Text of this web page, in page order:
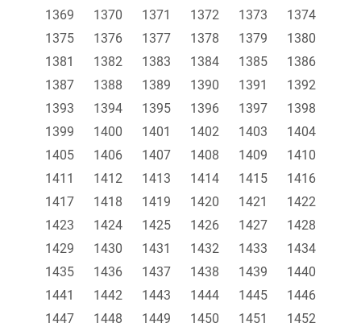
1369
1370 1371 1372 1373
1374
1375
1376 1377 1378 1379
1380
1381
1382 1383 1384 1385
1386
1387
1388 1389 1390 1391
1392
1393
1394 1395 1396 1397
1398
1399
1400 1401 1402 1403
1404
1405
1406 1407 1408 1409
1410
1411
1412 1413 1414 1415
1416
1417
1418 1419 1420 1421
1422
1423
1424 1425 1426 1427
1428
1429
1430 1431 1432 1433
1434
1435
1436 1437 1438 1439
1440
1441
1442 1443 1444 1445
1446
1447
1448 1449 1450 1451
1452